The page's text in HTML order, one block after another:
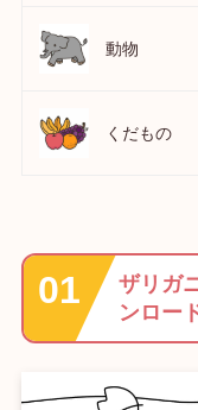
動物
くだもの
ザリガ
ンロー